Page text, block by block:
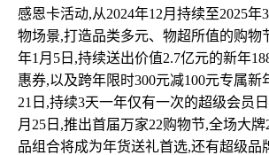
感恩卡活动,从2024年12月持续至2025年
物场景,打造品类多元、物超所值的购物
年1月5日,持续送出价值2.7亿元的新年
惠券,以及跨年限时300元减100元专属新
21日,持续3天一年仅有一次的超级会员
月25日,推出首届万家22购物节,全场大
品组合将成为年货送礼首选,还有超级品